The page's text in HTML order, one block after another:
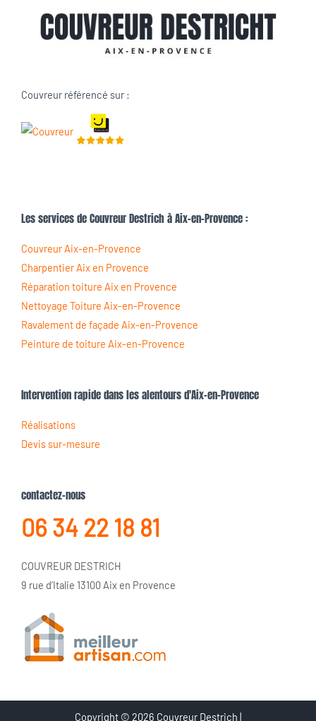
Couvreur référencé sur :
Les services de Couvreur Destrich à Aix-en-Provence :
Couvreur Aix-en-Provence
Charpentier Aix en Provence
Réparation toiture Aix en Provence
Nettoyage Toiture Aix-en-Provence
Ravalement de façade Aix-en-Provence
Peinture de toiture Aix-en-Provence
Intervention rapide dans les alentours d'Aix-en-Provence
Réalisations
Devis sur-mesure
contactez-nous
06 34 22 18 81
COUVREUR DESTRICH
9 rue d’Italie 13100 Aix en Provence
Copyright © 2026 Couvreur Destrich |